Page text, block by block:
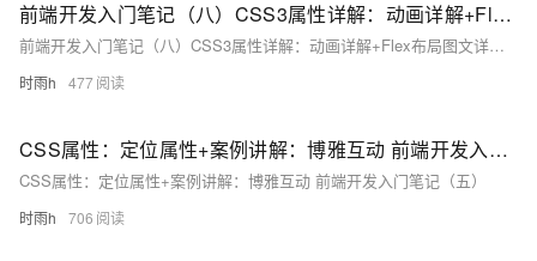
前端开发入门笔记（八）CSS3属性详解：动画详解+Flex布局图文详解+Web字体
前端开发入门笔记（八）CSS3属性详解：动画详解+Flex布局图文详解+Web字体
时雨h 477
CSS属性：定位属性+案例讲解：博雅互动 前端开发入门笔记（五）
CSS属性：定位属性+案例讲解：博雅互动 前端开发入门笔记（五）
时雨h 706